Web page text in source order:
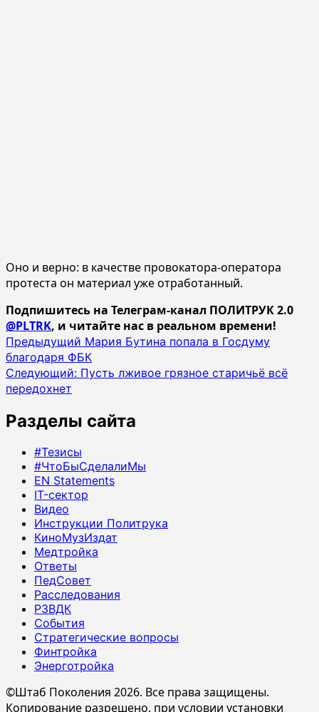
Оно и верно: в качестве провокатора-оператора
протеста он материал уже отработанный.
Подпишитесь на Телеграм-канал ПОЛИТРУК 2.0
@PLTRK, и читайте нас в реальном времени!
Навигация
записи
Предыдущий Мария Бутина попала в Госдуму
благодаря ФБК
Следующий: Пусть лживое грязное старичьё всё
передохнет
Разделы сайта
#Тезисы
#ЧтоБыСделалиМы
EN Statements
IT-сектор
Видео
Инструкции Политрука
КиноМузИздат
Медтройка
Ответы
ПедСовет
Расследования
РЗВДК
События
Стратегические вопросы
Финтройка
Энерготройка
©Штаб Поколения 2026. Все права защищены.
Копирование разрешено, при условии установки